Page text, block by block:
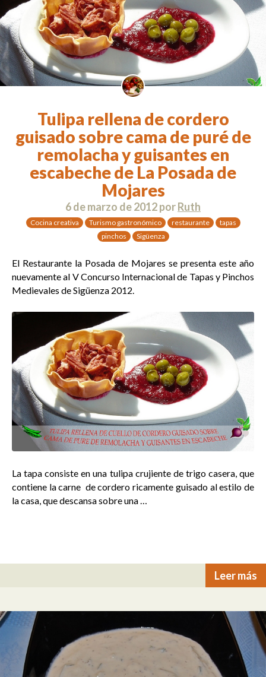
Tulipa rellena de cordero
guisado sobre cama de puré de
remolacha y guisantes en
escabeche de La Posada de
Mojares
6 de marzo de 2012porRuth
Cocina creativa Turismo gastronómico restaurante
tapas
pinchos
Sigüenza
El Restaurante la Posada de Mojares se presenta este año
nuevamente al V Concurso Internacional de Tapas y Pinchos
Medievales de Sigüenza 2012.
La tapa consiste en una tulipa crujiente de trigo casera, que
contiene la carne de cordero ricamente guisado al estilo de
la casa, que descansa sobre una …
Leer más